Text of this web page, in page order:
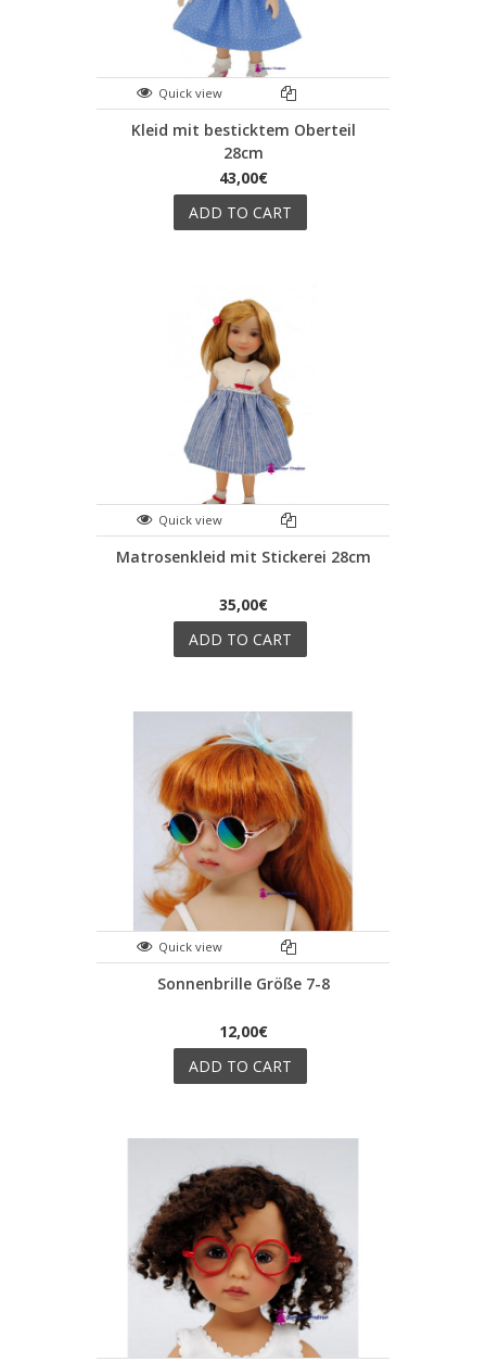
Quick view
Kleid mit besticktem Oberteil
28cm
43,00€
ADD TO CART
Quick view
Matrosenkleid mit Stickerei 28cm
35,00€
ADD TO CART
Quick view
Sonnenbrille Größe 7-8
12,00€
ADD TO CART